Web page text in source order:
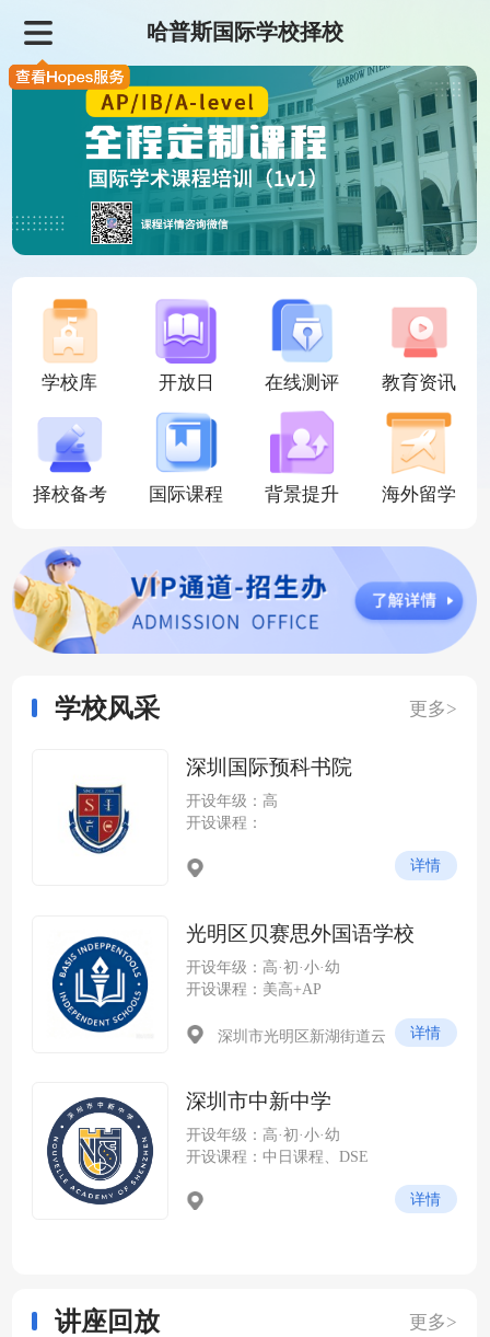
哈普斯国际学校择校
学校库 开放日 在线测评 教育资讯
择校备考 国际课程 背景提升 海外留学
学校风采 更多>
深圳国际预科书院
开设年级：高
开设课程：
详情
光明区贝赛思外国语学校
开设年级：高·初·小·幼
开设课程：美高+AP
深圳校区）
详情
深圳市中新中学
开设年级：高·初·小·幼
开设课程：中日课程、DSE
详情
讲座回放 更多>